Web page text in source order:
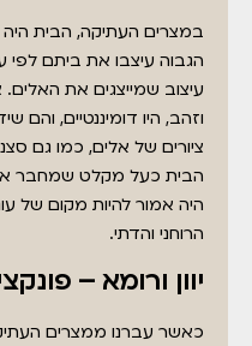
במצרים העתיקה, הבית
הגבוה עיצבו את ביתם לפי
עיצוב שמייצגים את
וזהב, היו דומיננטיים, והם
ציורים של אלים, כמו גם
הבית כעל מקלט שמחבר
היה אמור להיות מקום של
הרוחני והדתי.
יוון ורומא –
כאשר עברנו ממצרים